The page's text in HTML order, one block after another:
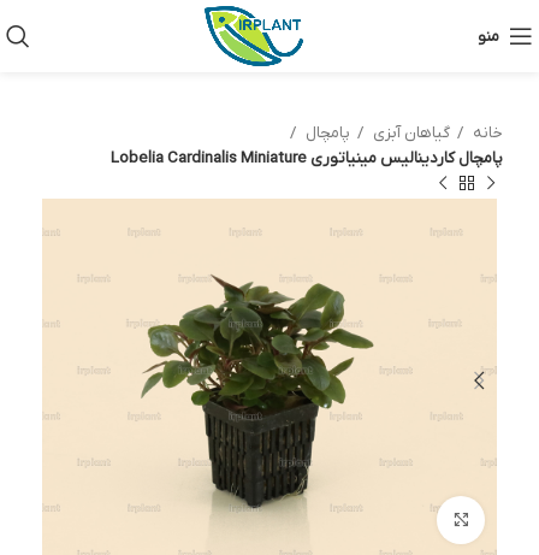
منو
خانه گیاهان آبزی
پامچال
پامچال کاردینالیس مینیاتوری Lobelia Cardinalis Miniature
بزرگنمایی تصویر